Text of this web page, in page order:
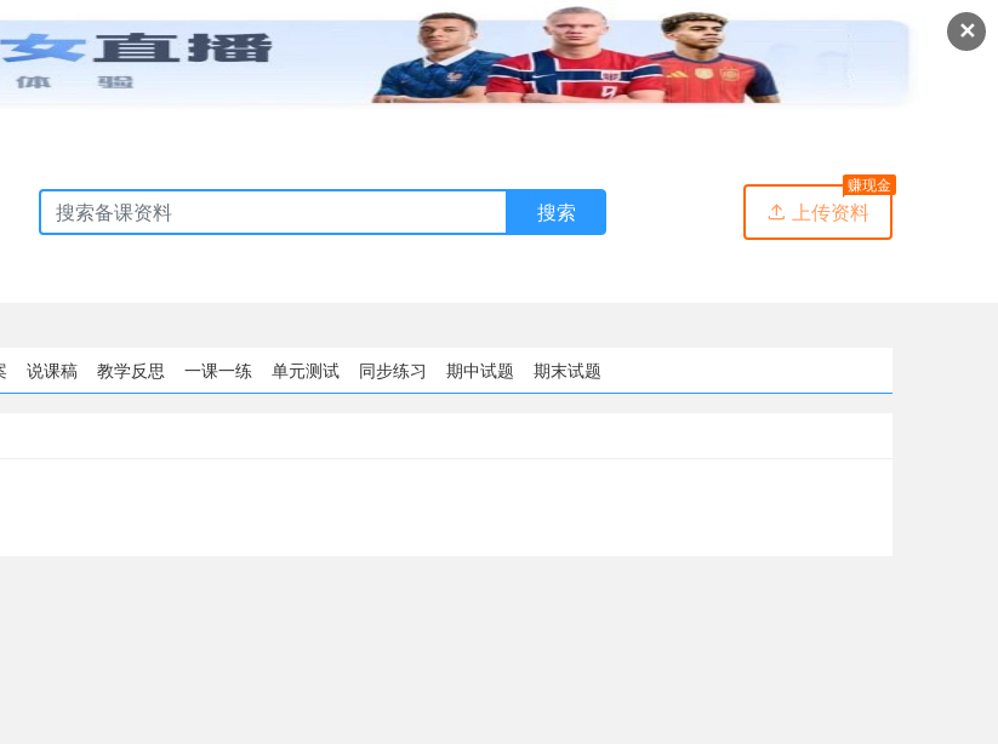
✕
搜索  上传资料
赚现金
说课稿 教学反思 一课一练 单元测试 同步练习 期中试题 期末试题